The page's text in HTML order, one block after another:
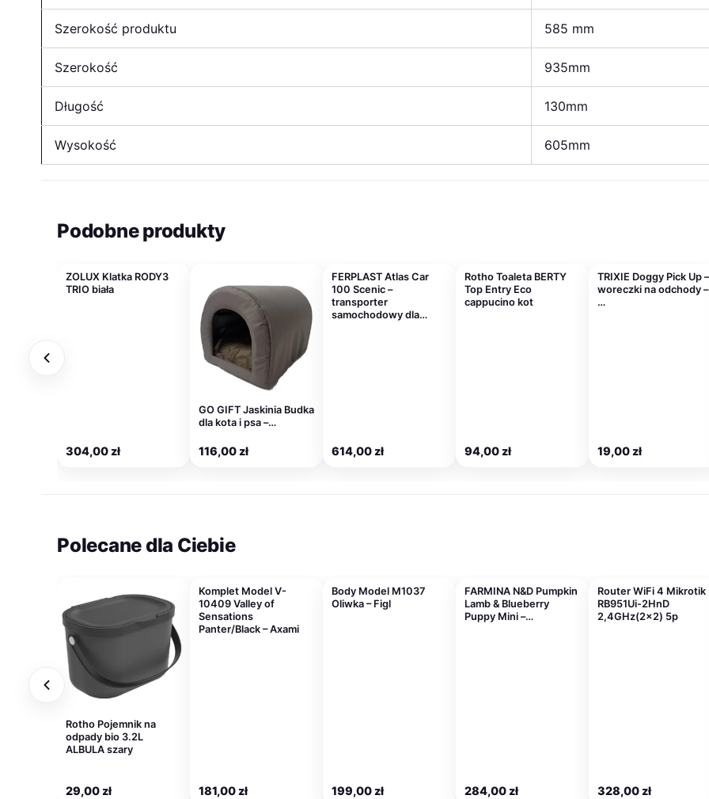
Szerokość produktu 585 mm
Szerokość 935mm
Długość 130mm
Wysokość 605mm
Podobne produkty
ZOLUX Klatka RODY3
TRIO biała
304,00zł
GO GIFT Jaskinia Budka
dla kota i psa –…
116,00zł
FERPLAST Atlas Car
100 Scenic –
transporter
samochodowy dla…
614,00zł
Rotho Toaleta BERTY
Top Entry Eco
cappucino kot
94,00zł
TRIXIE Doggy Pick Up –
woreczki na odchody –
…
19,00zł
Polecane dla Ciebie
Rotho Pojemnik na
odpady bio 3.2L
ALBULA szary
29,00zł
Komplet Model V-
10409 Valley of
Sensations
Panter/Black – Axami
181,00zł
Body Model M1037
Oliwka – Figl
199,00zł
FARMINA N&D Pumpkin
Lamb & Blueberry
Puppy Mini –…
284,00zł
Router WiFi 4 Mikrotik
RB951Ui-2HnD
2,4GHz(2×2) 5p
328,00zł